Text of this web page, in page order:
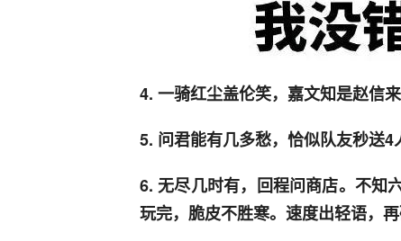
4. 一骑红尘盖伦笑，嘉文知是赵信来
5. 问君能有几多愁，恰似队友秒送4
6. 无尽几时有，回程问商店。不知
玩完，脆皮不胜寒。速度出轻语，再